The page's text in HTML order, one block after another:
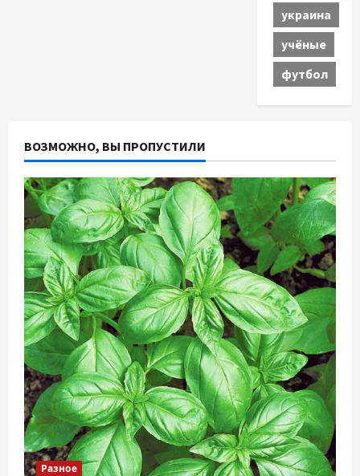
украина
учёные
футбол
ВОЗМОЖНО, ВЫ ПРОПУСТИЛИ
Разное